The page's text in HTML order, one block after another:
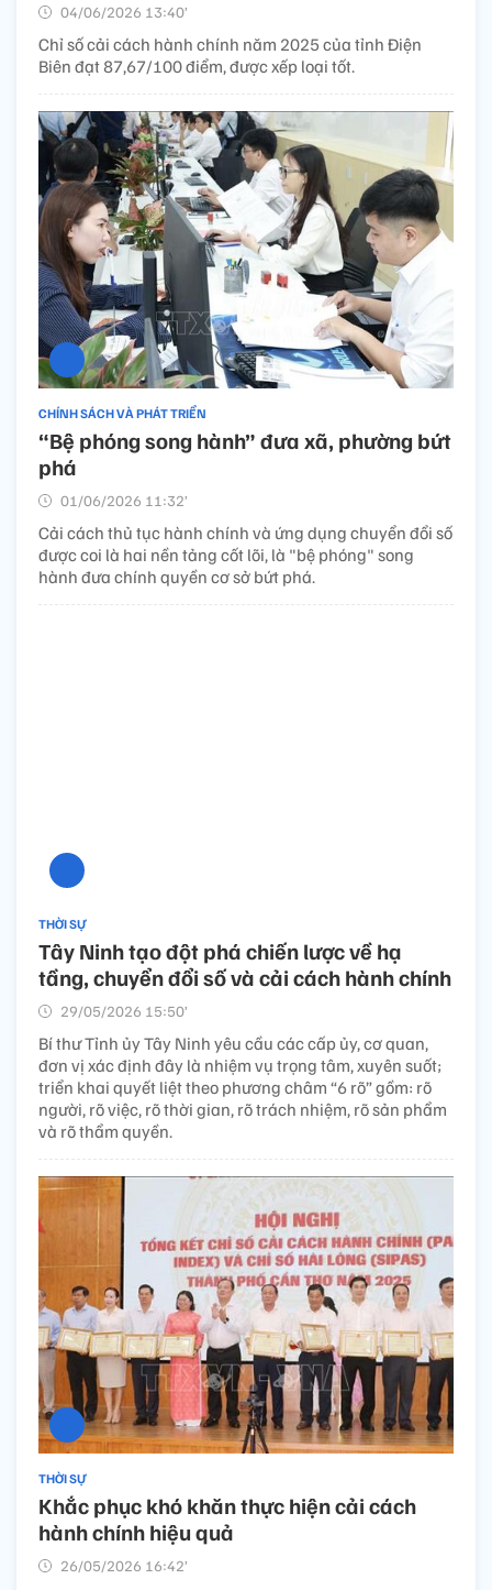
04/06/2026 13:40’
Chỉ số cải cách hành chính năm 2025 của tỉnh Điện
Biên đạt 87,67/100 điểm, được xếp loại tốt.
CHÍNH SÁCH VÀ PHÁT TRIỂN
“Bệ phóng song hành” đưa xã, phường bứt
phá
01/06/2026 11:32’
Cải cách thủ tục hành chính và ứng dụng chuyển đổi số
được coi là hai nền tảng cốt lõi, là "bệ phóng" song
hành đưa chính quyền cơ sở bứt phá.
THỜI SỰ
Tây Ninh tạo đột phá chiến lược về hạ
tầng, chuyển đổi số và cải cách hành chính
29/05/2026 15:50’
Bí thư Tỉnh ủy Tây Ninh yêu cầu các cấp ủy, cơ quan,
đơn vị xác định đây là nhiệm vụ trọng tâm, xuyên suốt;
triển khai quyết liệt theo phương châm “6 rõ” gồm: rõ
người, rõ việc, rõ thời gian, rõ trách nhiệm, rõ sản phẩm
và rõ thẩm quyền.
THỜI SỰ
Khắc phục khó khăn thực hiện cải cách
hành chính hiệu quả
26/05/2026 16:42’